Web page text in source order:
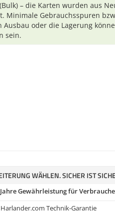
– die Karten wurden aus
Minimale Gebrauchsspuren
Ausbau oder die Lagerung
sein.
WÄHLEN. SICHER IST
Gewährleistung für
Technik-Garantie